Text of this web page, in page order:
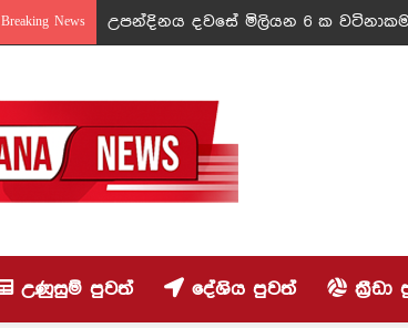
Breaking News උපන්දිනය දවසේ මිලියන 6 ක
උණුසුම් පුවත් දේශිය පුවත් ක්‍රීඩා